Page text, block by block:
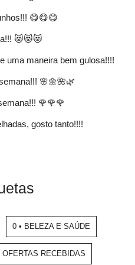
0 • BELEZA E SAÚDE
OFERTAS RECEBIDAS